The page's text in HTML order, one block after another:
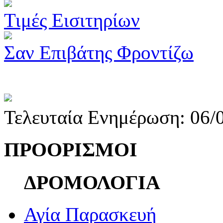
Τιμές Εισιτηρίων
Σαν Επιβάτης Φροντίζω
Τελευταία Ενημέρωση:
ΠΡΟΟΡΙΣΜΟΙ
ΔΡΟΜΟΛΟΓΙΑ
Αγία Παρασκευή